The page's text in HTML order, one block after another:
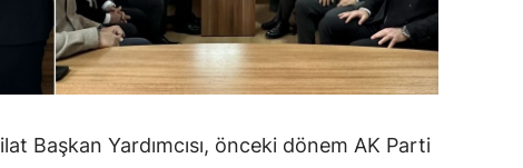
Başkan Yardımcısı, önceki dönem AK Parti